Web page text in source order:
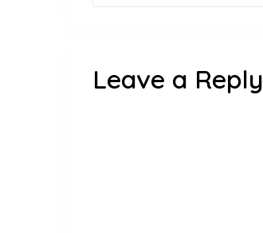
Leave a Reply